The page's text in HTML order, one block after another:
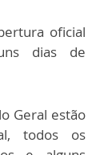
oficial
dias de
Geral estão
todos os